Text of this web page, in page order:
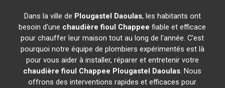
Dans la ville de Plougastel Daoulas, les habitants ont
besoin d'une chaudière fioul Chappee fiable et efficace
pour chauffer leur maison tout au long de l'année. C'est
pourquoi notre équipe de plombiers expérimentés est là
pour vous aider à installer, réparer et entretenir votre
chaudière fioul Chappee Plougastel Daoulas. Nous
offrons des interventions rapides et efficaces pour